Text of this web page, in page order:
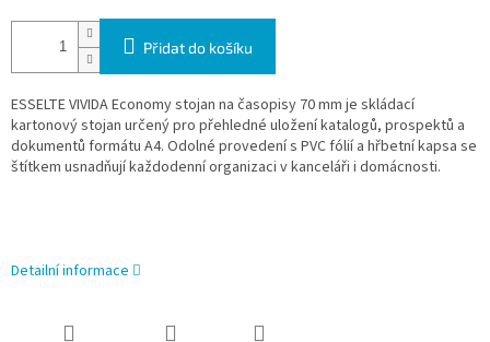
Přidat do košíku
ESSELTE VIVIDA Economy stojan na časopisy 70 mm je skládací
kartonový stojan určený pro přehledné uložení katalogů, prospektů a
dokumentů formátu A4. Odolné provedení s PVC fólií a hřbetní kapsa se
štítkem usnadňují každodenní organizaci v kanceláři i domácnosti.
Detailní informace